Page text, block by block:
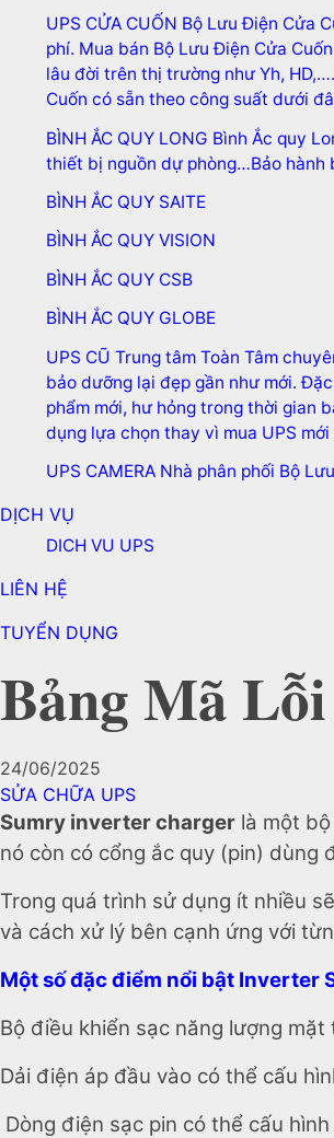
UPS CỬA CUỐN Bộ Lưu Điện Cửa
phí. Mua bán Bộ Lưu Điện Cửa
lâu đời trên thị trường như Yh,
Cuốn có sẵn theo công suất dưới
BÌNH ẮC QUY LONG Bình Ắc quy
thiết bị nguồn dự phòng…Bảo hành
BÌNH ẮC QUY SAITE
BÌNH ẮC QUY VISION
BÌNH ẮC QUY CSB
BÌNH ẮC QUY GLOBE
UPS CŨ Trung tâm Toàn Tâm
bảo dưỡng lại đẹp gần như mới.
phẩm mới, hư hỏng trong thời gian
dụng lựa chọn thay vì mua UPS
UPS CAMERA Nhà phân phối Bộ
DỊCH VỤ
DICH VU UPS
LIÊN HỆ
TUYỂN DỤNG
Bảng Mã
24/06/2025
SỬA CHỮA UPS
Sumry inverter charger là một
nó còn có cổng ắc quy (pin) dùng
Trong quá trình sử dụng ít nhiều
và cách xử lý bên cạnh ứng với
Một số đặc điểm nổi bật Inverter
Bộ điều khiển sạc năng lượng mặt
Dải điện áp đầu vào có thể cấu
Dòng điện sạc pin có thể cấu